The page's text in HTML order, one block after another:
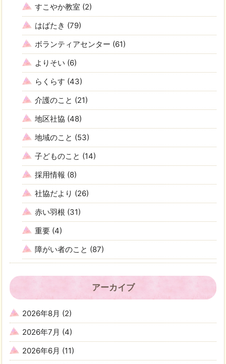
すこやか教室 (2)
はばたき (79)
ボランティアセンター (61)
よりそい (6)
らくらす (43)
介護のこと (21)
地区社協 (48)
地域のこと (53)
子どものこと (14)
採用情報 (8)
社協だより (26)
赤い羽根 (31)
重要 (4)
障がい者のこと (87)
アーカイブ
2026年8月 (2)
2026年7月 (4)
2026年6月 (11)